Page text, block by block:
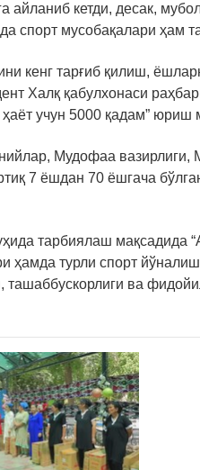
айланиб кетди, десак,
спорт мусобақалари ҳам
кенг тарғиб қилиш,
Халқ қабулхонаси
учун 5000 қадам”
Мудофаа вазирлиги,
7 ёшдан 70 ёшгача
тарбиялаш мақсадида
ҳамда турли спорт
ва